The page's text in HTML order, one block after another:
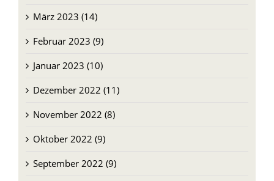
März 2023 (14)
Februar 2023 (9)
Januar 2023 (10)
Dezember 2022 (11)
November 2022 (8)
Oktober 2022 (9)
September 2022 (9)